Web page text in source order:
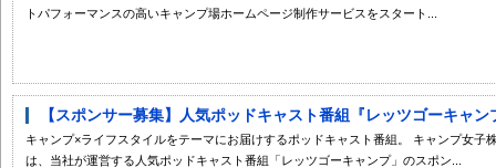
トパフォーマンスの高いキャンプ場ホームページ制作サービスをスタート...
【スポンサー募集】人気ポッドキャスト番組『レッツゴーキャ
キャンプ×ライフスタイルをテーマにお届けするポッドキャスト番組。 キャンプ女子
は、当社が運営する人気ポッドキャスト番組「レッツゴーキャンプ」のスポン...